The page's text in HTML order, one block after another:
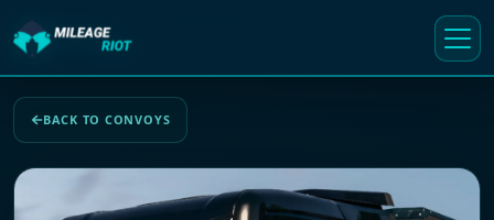
BACK TO CONVOYS